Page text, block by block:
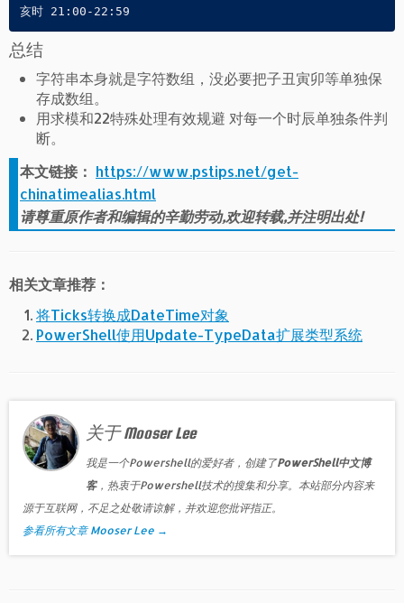
亥时 21:00-22:59
总结
字符串本身就是字符数组，没必要把子丑寅卯等单独保
存成数组。
用求模和22特殊处理有效规避 对每一个时辰单独条件判
断。
本文链接： https://www.pstips.net/get-
chinatimealias.html
请尊重原作者和编辑的辛勤劳动,欢迎转载,并注明出处!
相关文章推荐：
将Ticks转换成DateTime对象
PowerShell使用Update-TypeData扩展类型系统
关于 Mooser Lee
我是一个Powershell的爱好者，创建了PowerShell中文博
客，热衷于Powershell技术的搜集和分享。本站部分内容来
源于互联网，不足之处敬请谅解，并欢迎您批评指正。
参看所有文章 Mooser Lee →